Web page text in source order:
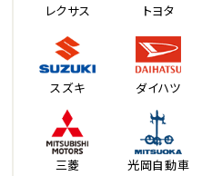
レクサス トヨタ
スズキ ダイハツ
三菱 光岡自動車